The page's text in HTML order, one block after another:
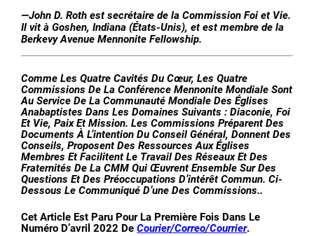
—John D. Roth est secrétaire de la Commission Foi et Vie.
Il vit à Goshen, Indiana (États-Unis), et est membre de la
Berkevy Avenue Mennonite Fellowship.
Comme Les Quatre Cavités Du Cœur, Les Quatre
Commissions De LaCOnférence MEnnonite MOndiale Sont
Au Service De La Communauté Mondiale Des Églises
Anabaptistes Dans Les Domaines Suivants : Diaconie, Foi
Et Vie, Paix Et Mission. Les Commissions Préparent Des
Documents À L’intention Du Conseil Général, Donnent Des
Conseils, Proposent Des Ressources Aux Églises
Membres Et Facilitent Le Travail Des Réseaux Et Des
Fraternités De La CMM Qui Œuvrent Ensemble Sur Des
Questions Et Des Préoccupations D’intérêt Commun. Ci-
Dessous Le Communiqué D’une Des Commissions..
Cet Article Est Paru Pour La Première Fois Dans Le
Numéro D’avril 2022 DeCourier/Correo/Courrier.